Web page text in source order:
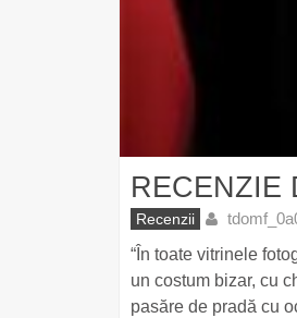
RECENZIE
Recenzii
“În toate vitrinele
un costum bizar, cu
pasăre de pradă cu